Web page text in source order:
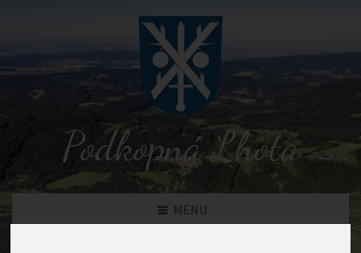
Podkopná Lhota
MENU